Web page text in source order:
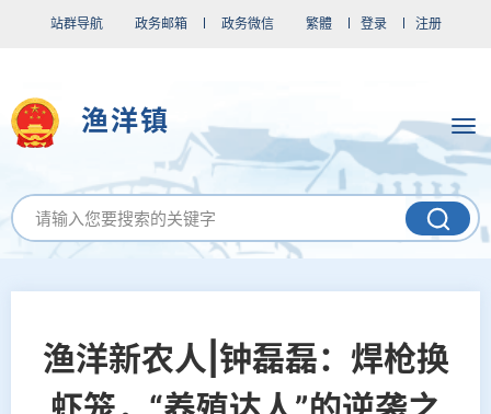
站群导航 政务邮箱 政务微信 繁體 登录 注册
渔洋镇
渔洋新农人|钟磊磊：焊枪换